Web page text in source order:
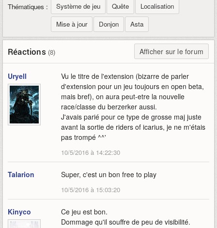
Thématiques : Système de jeu Quête
Localisation
Mise à jour
Donjon Asta
Réactions (8) Afficher sur le forum
Uryell
Vu le titre de l'extension (bizarre de parler
d'extension pour un jeu toujours en open beta,
mais bref), on aura peut-etre la nouvelle
race/classe du berzerker aussi.
J'avais parié pour ce type de grosse maj juste
avant la sortie de riders of icarius, je ne m'étais
pas trompé ^^'
10/5/2016 à 14:22:30
Talarion Super, c'est un bon free to play
10/5/2016 à 15:03:20
Kinyco
Ce jeu est bon.
Dommage qu'il souffre de peu de visibilité.